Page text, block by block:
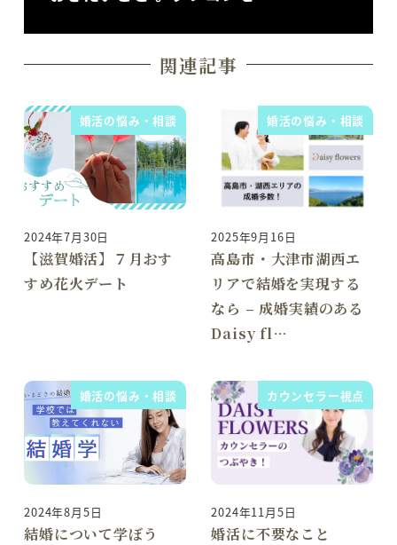
関連記事
婚活の悩み・相談
【滋賀婚活】７月おす
すめ花火デート
投稿日
2024年7月30日
婚活の悩み・相談
高島市・大津市湖西エ
リアで結婚を実現する
なら – 成婚実績のある
Daisy fl…
投稿日
2025年9月16日
婚活の悩み・相談
結婚について学ぼう
投稿日
2024年8月5日
カウンセラー視点
婚活に不要なこと
投稿日
2024年11月5日